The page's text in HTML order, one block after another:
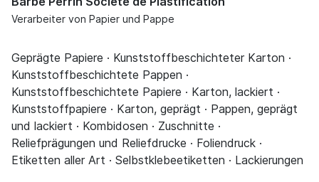
Verarbeiter von Papier und Pappe
Geprägte Papiere · Kunststoffbeschichteter Karton ·
Kunststoffbeschichtete Pappen ·
Kunststoffbeschichtete Papiere · Karton, lackiert ·
Kunststoffpapiere · Karton, geprägt · Pappen, geprägt
und lackiert · Kombidosen · Zuschnitte ·
Reliefprägungen und Reliefdrucke · Foliendruck ·
Etiketten aller Art · Selbstklebeetiketten · Lackierungen